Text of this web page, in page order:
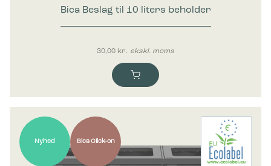
Bica Beslag til 10 liters beholder
30,00 kr. ekskl. moms
Nyhed Bica Click-on